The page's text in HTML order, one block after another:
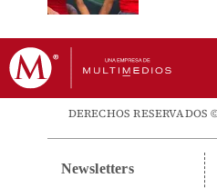
DERECHOS RESERVADOS
Newsletters